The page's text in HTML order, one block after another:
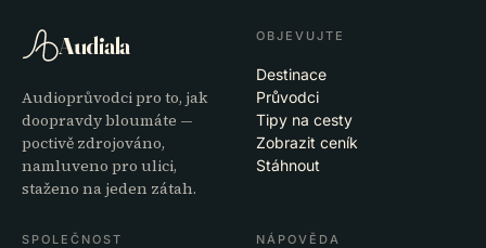
Audiala
Audioprůvodci pro to, jak
doopravdy bloumáte —
poctivě zdrojováno,
namluveno pro ulici,
staženo na jeden zátah.
OBJEVUJTE
Destinace
Průvodci
Tipy na cesty
Zobrazit ceník
Stáhnout
SPOLEČNOST NÁPOVĚDA